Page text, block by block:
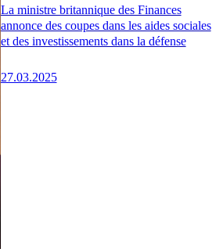
La ministre britannique des Finances
annonce des coupes dans les aides sociales
et des investissements dans la défense
27.03.2025